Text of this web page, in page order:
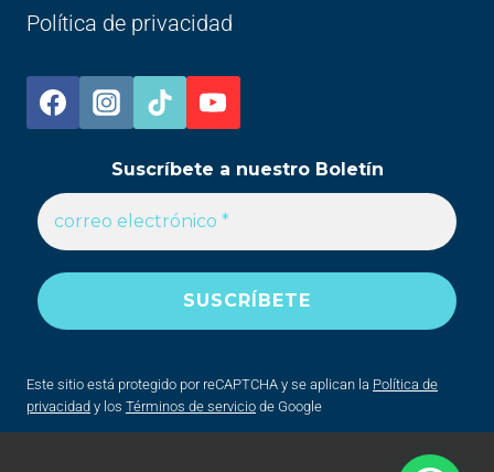
Política de privacidad
Suscríbete a nuestro Boletín
Este sitio está protegido por reCAPTCHA y se aplican la Política de
privacidad y los Términos de servicio de Google